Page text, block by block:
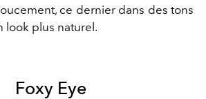
ce dernier dans des tons
look plus naturel.
Foxy Eye